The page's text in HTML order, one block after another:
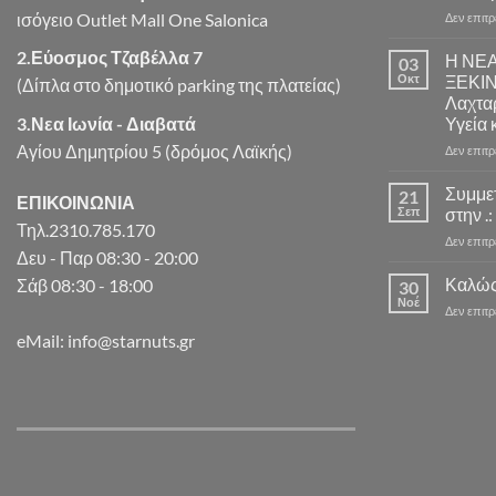
ισόγειο Outlet Mall One Salonica
2.Εύοσμος Τζαβέλλα 7
(Δίπλα στο δημοτικό parking της πλατείας)
3.Νεα Ιωνία - Διαβατά
Αγίου Δημητρίου 5 (δρόμος Λαϊκής)
ΕΠΙΚΟΙΝΩΝΙΑ
Τηλ.2310.785.170
Δευ - Παρ 08:30 - 20:00
Σάβ 08:30 - 18:00
eMail: info@starnuts.gr
Δεν
03
Οκτ
Η
Υγεία
Δεν
21
Σεπ
στην
Δεν
30
Νοέ
Καλώς
Δεν